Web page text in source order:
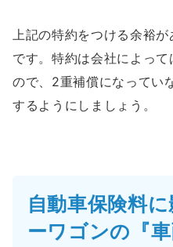
上記の特約をつける余裕
です。特約は会社によっ
ので、2重補償になってい
するようにしましょう。
自動車保険料
ーワゴンの『車